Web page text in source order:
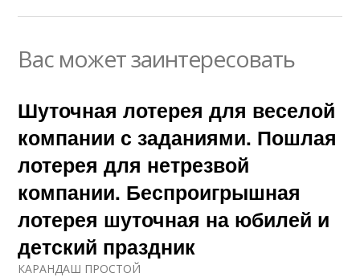
Вас может заинтересовать
Шуточная лотерея для веселой
компании с заданиями. Пошлая
лотерея для нетрезвой
компании. Беспроигрышная
лотерея шуточная на юбилей и
детский праздник
КАРАНДАШ ПРОСТОЙ